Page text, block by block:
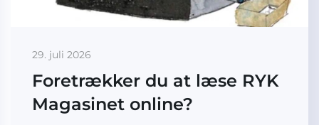
29. juli 2026
Foretrækker du at læse RYK
Magasinet online?